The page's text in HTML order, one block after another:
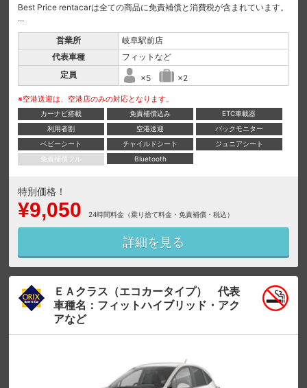
Best Price rentacarは全ての商品に免責補償と消費税が含まれています。
...
営業所
岐阜駅前店
代表車種
フィットなど
定員
×5 ×2
※空港送迎は、空港店のみの対応となります。
カーナビ搭載 免責補償込み
ETC車載器
利用者割
空港送迎
バックモニター
ベビーシート
チャイルドシート
ジュニアシート
免責補償フル
Bluetooth
特別価格！
¥9,050 24時間料金（乗り捨て料金・免責補償・税込）
詳細を見る
ＥＡクラス（エコカータイプ） 代表
車種名：フィットハイブリッド・アク
アなど